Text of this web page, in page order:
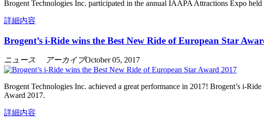
Brogent Technologies Inc. participated in the annual IAAPA Attractions Expo
詳細内容
Brogent’s i-Ride wins the Best New Ride of European Star
ニュース アーカイブOctober 05, 2017
Brogent Technologies Inc. achieved a great performance in 2017! Brogent’s i-
Award 2017.
詳細内容